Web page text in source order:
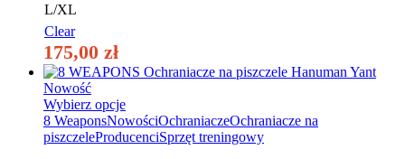
L/XL
Clear
175,00 zł
Nowość
Wybierz opcjeTen
produkt
ma
8 WeaponsNowościOchraniaczeOchraniacze na
piszczeleProducenciSprzęt treningowy